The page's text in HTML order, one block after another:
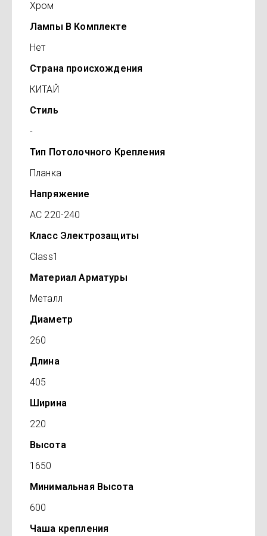
Хром
Лампы В Комплекте
Нет
Страна происхождения
КИТАЙ
Стиль
-
Тип Потолочного Крепления
Планка
Напряжение
AC 220-240
Класс Электрозащиты
Class1
Материал Арматуры
Металл
Диаметр
260
Длина
405
Ширина
220
Высота
1650
Минимальная Высота
600
Чаша крепления